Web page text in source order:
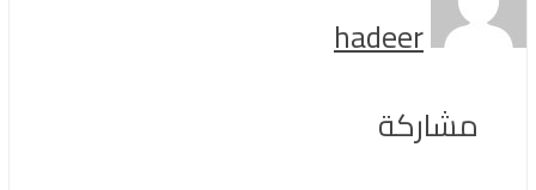
hadeer
مشاركة